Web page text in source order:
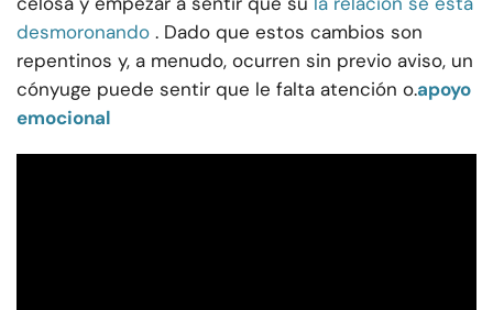
desmoronando . Dado que estos cambios son
repentinos y, a menudo, ocurren sin previo aviso, un
cónyuge puede sentir que le falta atención o.apoyo
emocional